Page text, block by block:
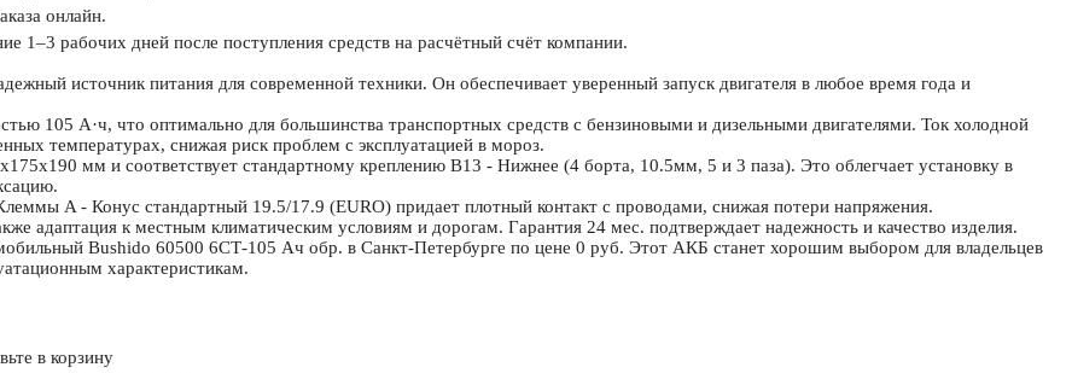
онлайн.
1–3 рабочих дней после поступления средств на расчётный счёт компании.
источник питания для современной техники. Он обеспечивает уверенный запуск двигателя в любое время года и
105 А·ч, что оптимально для большинства транспортных средств с бензиновыми и дизельными двигателями. Ток холодной
температурах, снижая риск проблем с эксплуатацией в мороз.
мм и соответствует стандартному креплению B13 - Нижнее (4 борта, 10.5мм, 5 и 3 паза). Это облегчает установку в
A - Конус стандартный 19.5/17.9 (EURO) придает плотный контакт с проводами, снижая потери напряжения.
адаптация к местным климатическим условиям и дорогам. Гарантия 24 мес. подтверждает надежность и качество изделия.
Bushido 60500 6СТ-105 Ач обр. в Санкт-Петербурге по цене 0 руб. Этот АКБ станет хорошим выбором для владельцев
характеристикам.
в корзину